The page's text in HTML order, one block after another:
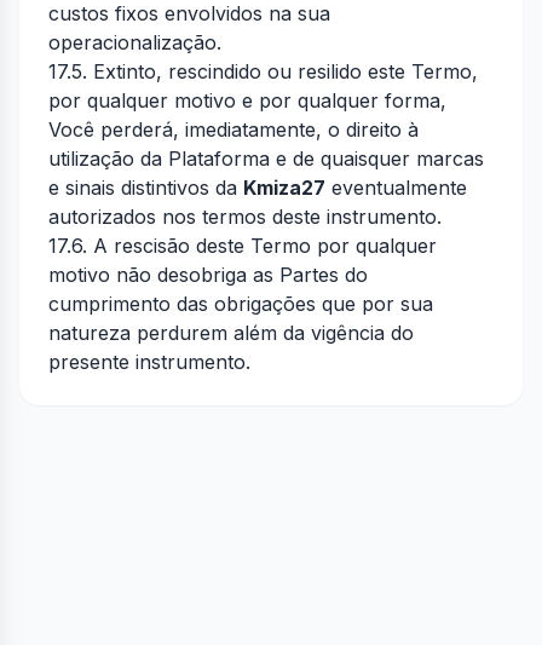
custos fixos envolvidos na sua
operacionalização.
17.5. Extinto, rescindido ou resilido este Termo,
por qualquer motivo e por qualquer forma,
Você perderá, imediatamente, o direito à
utilização da Plataforma e de quaisquer marcas
e sinais distintivos da Kmiza27 eventualmente
autorizados nos termos deste instrumento.
17.6. A rescisão deste Termo por qualquer
motivo não desobriga as Partes do
cumprimento das obrigações que por sua
natureza perdurem além da vigência do
presente instrumento.